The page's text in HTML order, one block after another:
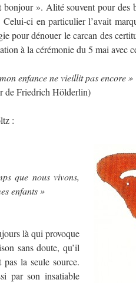
bonjour ». Alité souvent pour des
ci en particulier l’avait
pour dénouer le carcan des
à la cérémonie du 5 mai avec
enfance ne vieillit pas encore »
de Friedrich Hölderlin)
:
que nous vivons,
enfants »
là qui provoque
sans doute, qu’il
pas la seule source.
par son insatiable